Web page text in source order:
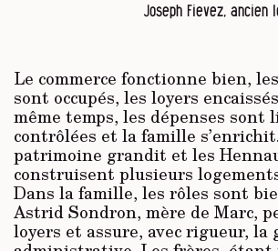
Joseph Fievez, ancien
Le commerce fonctionne bien,
sont occupés, les loyers
même temps, les dépenses sont
contrôlées et la famille
patrimoine grandit et les
construisent plusieurs
Dans la famille, les rôles sont
Astrid Sondron, mère de Marc,
loyers et assure, avec rigueur, la